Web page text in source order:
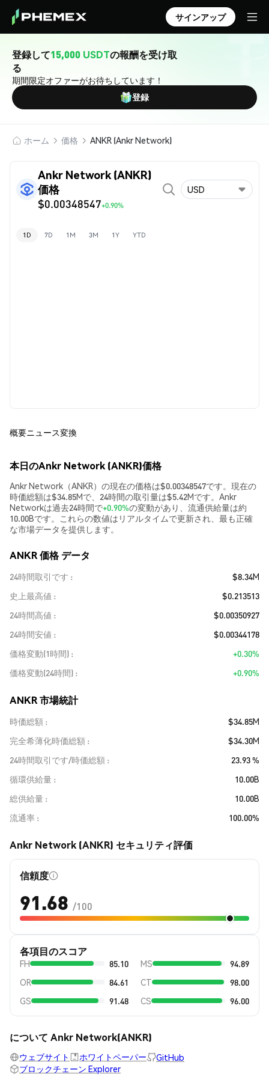
サインアップ
登録して15,000 USDTの報酬を受け取
る
期間限定オファーがお待ちしています！
登録
ホーム 価格 ANKR (Ankr Network)
Ankr Network (ANKR)
価格
$0.00348547+0.90%
USD
1D 7D 1M 3M 1Y YTD
概要ニュース変換
本日のAnkr Network (ANKR)価格
Ankr Network（ANKR）の現在の価格は$0.00348547です。現在の
時価総額は$34.85Mで、24時間の取引量は$5.42Mです。Ankr
Networkは過去24時間で+0.90%の変動があり、流通供給量は約
10.00Bです。これらの数値はリアルタイムで更新され、最も正確
な市場データを提供します。
ANKR 価格 データ
24時間取引です
$8.34M
史上最高値
$0.213513
24時間高値
$0.00350927
24時間安値
$0.00344178
価格変動(1時間)
+0.30%
価格変動(24時間)
+0.90%
ANKR 市場統計
時価総額
$34.85M
完全希薄化時価総額
$34.30M
24時間取引です/時価総額
23.93 %
循環供給量
10.00B
総供給量
10.00B
流通率
100.00%
Ankr Network (ANKR) セキュリティ評価
信頼度
91.68 /100
各項目のスコア
FH 85.10 MS
94.89
OR
84.61 CT
98.00
GS
91.48 CS 96.00
について Ankr Network(ANKR)
ウェブサイト ホワイトペーパー
GitHub
ブロックチェーン Explorer